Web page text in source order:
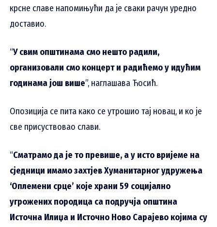
крсне славе напомињући да је сваки рачун уредно
доставио.
“У свим општинама смо нешто радили,
организовали смо концерт и радићемо у идућим
годинама још више”, наглашава Ћосић.
Опозиција се пита како се утрошио тај новац, и ко је
све присуствовао слави.
“Сматрамо да је то превише, а у исто вријеме на
сједници имамо захтјев Хуманитарног удружења
‘Оплемени срце’ које храни 59 социјално
угрожених породица са подручја општина
Источна Илиџа и Источно Ново Сарајево којима су